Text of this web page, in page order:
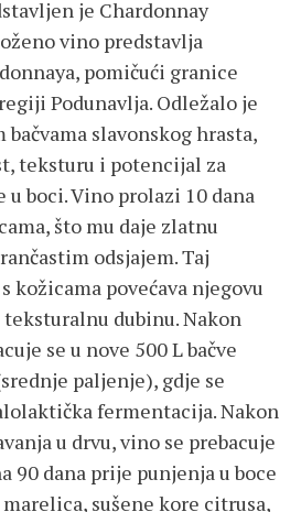
je Chardonnay
vino predstavlja
pomičući granice
Podunavlja. Odležalo je
bačvama slavonskog hrasta,
teksturu i potencijal za
boci. Vino prolazi 10 dana
što mu daje zlatnu
odsjajem. Taj
kožicama povećava njegovu
dubinu. Nakon
se u nove 500 L bačve
paljenje), gdje se
fermentacija. Nakon
u drvu, vino se prebacuje
90 dana prije punjenja u boce
sušene kore citrusa,